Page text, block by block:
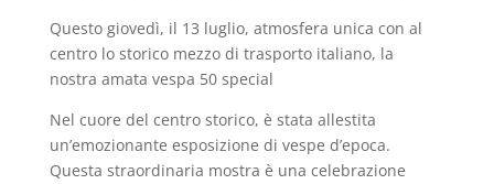
Questo giovedì, il 13 luglio, atmosfera unica con al
centro lo storico mezzo di trasporto italiano, la
nostra amata vespa 50 special
Nel cuore del centro storico, è stata allestita
un’emozionante esposizione di vespe d’epoca.
Questa straordinaria mostra è una celebrazione